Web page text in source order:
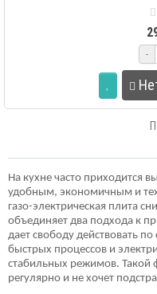
-
На кухне часто приходится
удобным, экономичным и
газо-электрическая плита
объединяет два подхода к
дает свободу действовать по
быстрых процессов и
стабильных режимов. Такой
регулярно и не хочет